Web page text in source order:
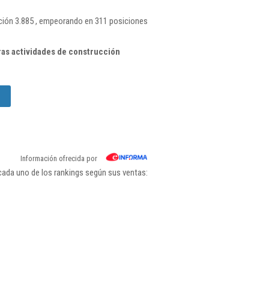
3.885 , empeorando en 311 posiciones
actividades de construcción
Información ofrecida por
uno de los rankings según sus ventas: